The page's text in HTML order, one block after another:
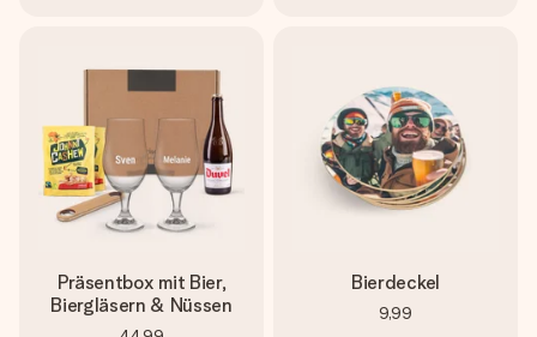
Präsentbox mit Bier,
Biergläsern & Nüssen
Bierdeckel
9,99